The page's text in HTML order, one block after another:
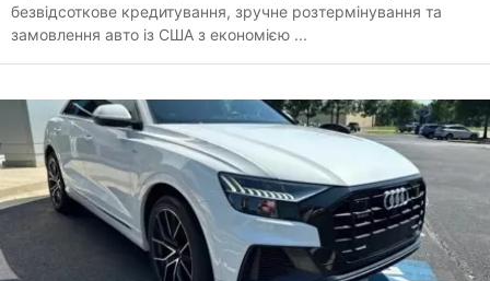
безвідсоткове кредитування, зручне розтермінування та
замовлення авто із США з економією ...